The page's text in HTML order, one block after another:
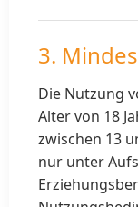
3.
Die Nutzung
Alter von 18
zwischen 13
nur unter